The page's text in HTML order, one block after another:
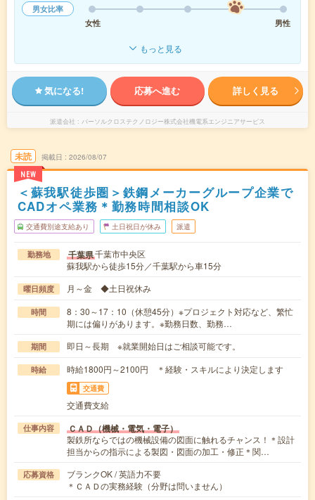
男女比率
女性
男性
もっと見る
気になる! 応募へ進む 詳しく見る
派遣会社 パーソルクロステクノロジー株式会社機電系エンジニアサービス
未読
NEW
掲載日 2026/08/07
＜蘇我駅徒歩圏＞鉄鋼メーカーグループ企業で
CADオペ業務＊勤務時間相談OK
交通費別途支給あり 土日祝日が休み 派遣
勤務地 千葉県千葉市中央区
蘇我駅から徒歩15分／千葉駅から車15分
曜日頻度 月～金 ◆土日祝休み
時間
8：30～17：10（休憩45分）※プロジェクト対応など、繁忙
期には偏りがあります。※勤務日数、勤務…
期間 即日～長期 ※就業開始日はご相談可能です。
時給 時給1800円～2100円 ＊経験・スキルにより決定します
交通費
交通費支給
仕事内容 ＣＡＤ（機械・電気・電子）
製鉄所ならではの機械設備の図面に触れるチャンス！＊設計
担当からの指示による製図・図面の加工・修正＊関…
応募資格
ブランクOK / 英語力不要
＊ＣＡＤの実務経験（分野は問いません）